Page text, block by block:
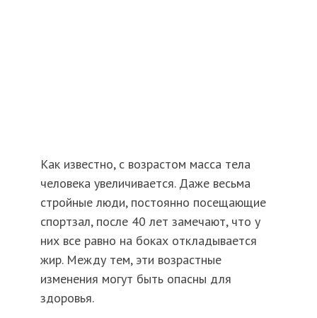
Как известно, с возрастом масса тела
человека увеличивается. Даже весьма
стройные люди, постоянно посещающие
спортзал, после 40 лет замечают, что у
них все равно на боках откладывается
жир. Между тем, эти возрастные
изменения могут быть опасны для
здоровья.